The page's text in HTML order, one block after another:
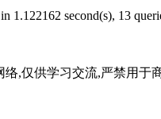
1.122162 second(s), 13
,仅供学习交流,严禁用于